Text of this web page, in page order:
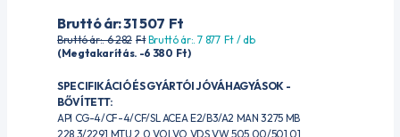
Bruttó ár: 31 507 Ft
Bruttó ár:. 6 282 FtBruttó ár:. 7 877 Ft/ db
(Megtakarítás. -6 380 Ft)
SPECIFIKÁCIÓ ÉS GYÁRTÓI JÓVÁHAGYÁSOK -
BŐVÍTETT:
API CG-4/CF-4/CF/SL ACEA E2/B3/A2 MAN 3275 MB
228.3/229.1 MTU 2.0 VOLVO VDS VW 505.00/501.01